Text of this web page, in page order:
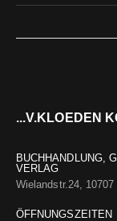
...V.KLOEDEN
BUCHHANDLUNG,
VERLAG
Wielandstr.24, 10707
ÖFFNUNGSZEITEN